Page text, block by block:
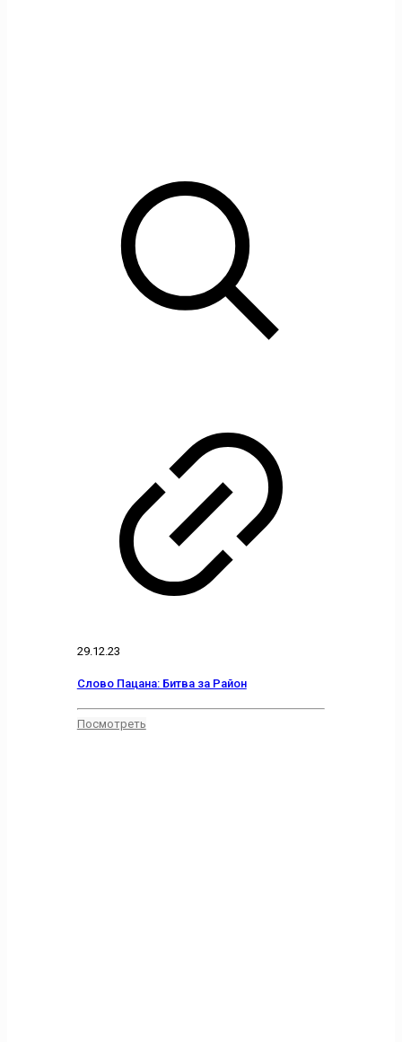
29.12.23
Слово Пацана: Битва за Район
Посмотреть